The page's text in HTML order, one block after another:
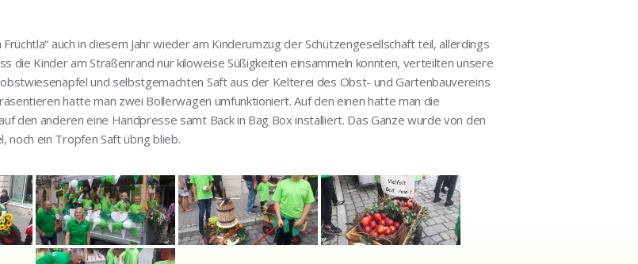
auch in diesem Jahr wieder am Kinderumzug der Schützengesellschaft teil, allerdings
die Kinder am Straßenrand nur kiloweise Süßigkeiten einsammeln konnten, verteilten unsere
und selbstgemachten Saft aus der Kelterei des Obst- und Gartenbauvereins
hatte man zwei Bollerwagen umfunktioniert. Auf den einen hatte man die
den anderen eine Handpresse samt Back in Bag Box installiert. Das Ganze wurde von den
noch ein Tropfen Saft übrig blieb.